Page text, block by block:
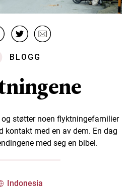
BLOGG
støtter noen flyktningefamilier
kontakt med en av dem. En dag
med seg en bibel.
Indonesia